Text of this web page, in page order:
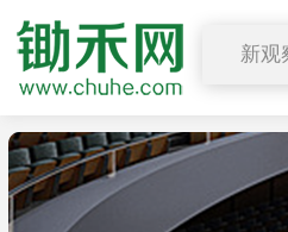
新观
行业
深度